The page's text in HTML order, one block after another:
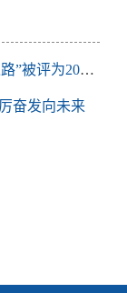
征文奖（尹项根老师）
奋发向未来